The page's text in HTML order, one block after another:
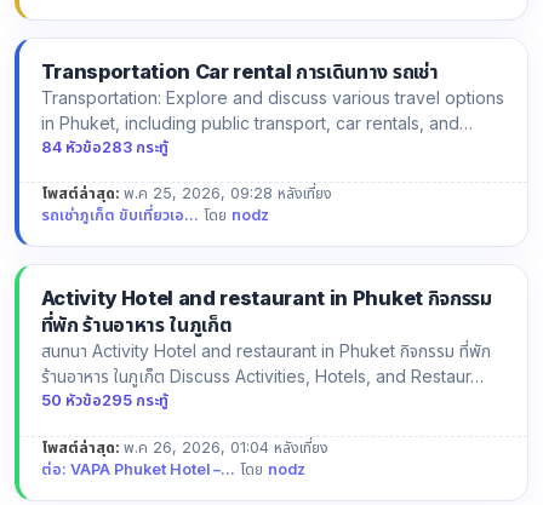
Transportation Car rental การเดินทาง รถเช่า
Transportation: Explore and discuss various travel options
in Phuket, including public transport, car rentals, and
priv…
84 หัวข้อ283 กระทู้
โพสต์ล่าสุด: พ.ค 25, 2026, 09:28 หลังเที่ยง
รถเช่าภูเก็ต ขับเที่ยวเอ... โดย nodz
Activity Hotel and restaurant in Phuket กิจกรรม
ที่พัก ร้านอาหาร ในภูเก็ต
สนทนา Activity Hotel and restaurant in Phuket กิจกรรม ที่พัก
ร้านอาหาร ในภูเก็ต Discuss Activities, Hotels, and Restaur…
50 หัวข้อ295 กระทู้
โพสต์ล่าสุด: พ.ค 26, 2026, 01:04 หลังเที่ยง
ต่อ: VAPA Phuket Hotel –... โดย nodz